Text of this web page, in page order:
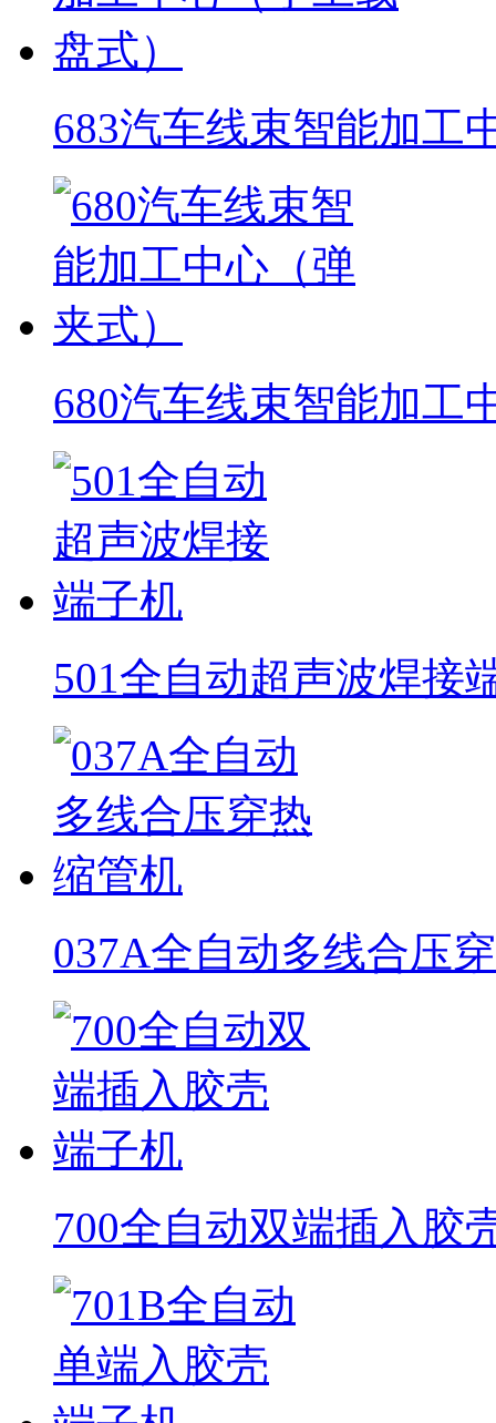
683汽车线束智能加工
680汽车线束智能加工
501全自动超声波焊接
037A全自动多线合压
700全自动双端插入胶